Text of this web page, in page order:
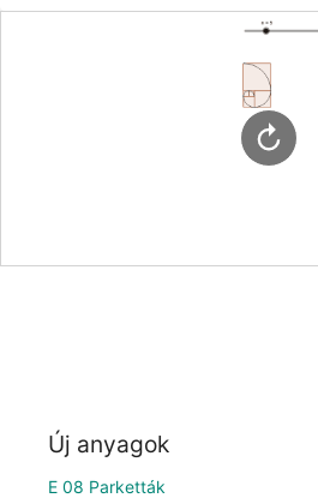
Bejelentkezés
Új anyagok
E 08 Parketták